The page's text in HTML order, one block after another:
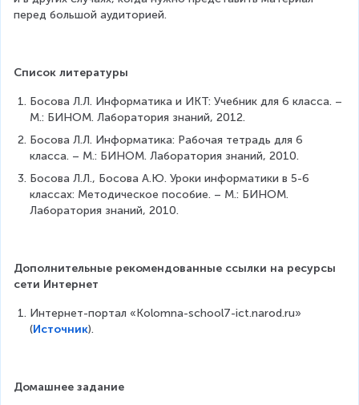
перед большой аудиторией.
Список литературы
Босова Л.Л. Информатика и ИКТ: Учебник для 6 класса. –
М.: БИНОМ. Лаборатория знаний, 2012.
Босова Л.Л. Информатика: Рабочая тетрадь для 6
класса. – М.: БИНОМ. Лаборатория знаний, 2010.
Босова Л.Л., Босова А.Ю. Уроки информатики в 5-6
классах: Методическое пособие. – М.: БИНОМ.
Лаборатория знаний, 2010.
Дополнительные рекомендованные ссылки на ресурсы
сети Интернет
Интернет-портал «Kolomna-school7-ict.narod.ru»
(Источник).
Домашнее задание